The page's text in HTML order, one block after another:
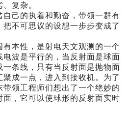
复杂。
己的执着和勤奋，带领一群有
不可思议的设想一步步变成了
本性，是射电天文观测的一个
电波是平行的，当反射面是球面
一条线，只有当反射面是抛物面
成一点，进入到接收机。为了
带领工程师们想出了一个绝妙的
，它可以使球形的反射面实时